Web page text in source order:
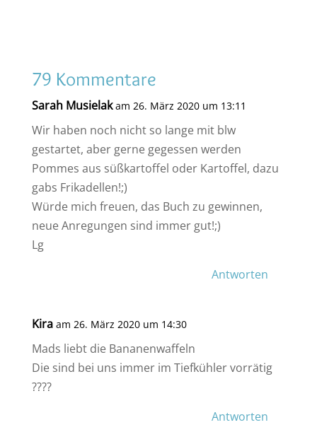
79 Kommentare
Sarah Musielak am 26. März 2020 um 13:11
Wir haben noch nicht so lange mit blw
gestartet, aber gerne gegessen werden
Pommes aus süßkartoffel oder Kartoffel, dazu
gabs Frikadellen!;)
Würde mich freuen, das Buch zu gewinnen,
neue Anregungen sind immer gut!;)
Lg
Antworten
Kira am 26. März 2020 um 14:30
Mads liebt die Bananenwaffeln
Die sind bei uns immer im Tiefkühler vorrätig
????
Antworten